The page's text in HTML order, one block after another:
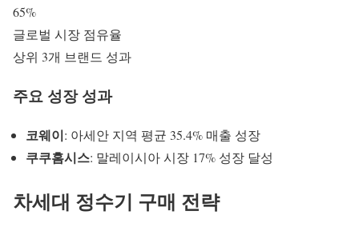
65%
글로벌 시장 점유율
상위 3개 브랜드 성과
주요 성장 성과
코웨이: 아세안 지역 평균 35.4% 매출 성장
쿠쿠홈시스: 말레이시아 시장 17% 성장 달성
차세대 정수기 구매 전략